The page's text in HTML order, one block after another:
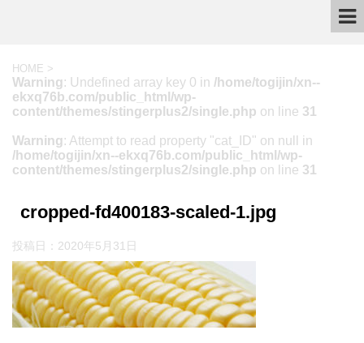
HOME >
Warning: Undefined array key 0 in /home/togijin/xn--
ekxq76b.com/public_html/wp-
content/themes/stingerplus2/single.php on line 31
Warning: Attempt to read property "cat_ID" on null in
/home/togijin/xn--ekxq76b.com/public_html/wp-
content/themes/stingerplus2/single.php on line 31
cropped-fd400183-scaled-1.jpg
投稿日： 2020年5月31日